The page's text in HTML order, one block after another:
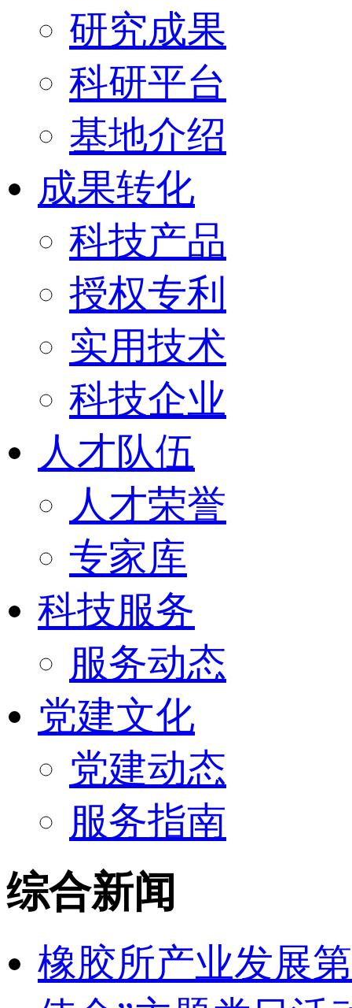
研究成果
科研平台
基地介绍
成果转化
科技产品
授权专利
实用技术
科技企业
人才队伍
人才荣誉
专家库
科技服务
服务动态
党建文化
党建动态
服务指南
综合新闻
橡胶所产业发展